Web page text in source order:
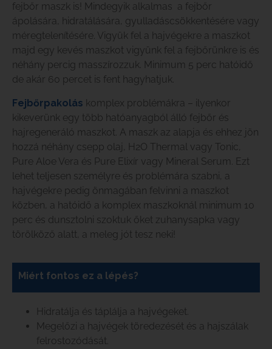
fejbőr maszk is! Mindegyik alkalmas a fejbőr
ápolására, hidratálására, gyulladáscsökkentésére vagy
méregtelenítésére. Vigyük fel a hajvégekre a maszkot
majd egy kevés maszkot vigyünk fel a fejbőrünkre is és
néhány percig masszírozzuk. Minimum 5 perc hatóidő
de akár 60 percet is fent hagyhatjuk.
Fejbőrpakolás komplex problémákra – ilyenkor
kikeverünk egy több hatóanyagból álló fejbőr és
hajregeneráló maszkot. A maszk az alapja és ehhez jön
hozzá néhány csepp olaj, H2O Thermal vagy Tonic,
Pure Aloe Vera és Pure Elixír vagy Mineral Serum. Ezt
lehet teljesen személyre és problémára szabni, a
hajvégekre pedig önmagában felvinni a maszkot
közben, a hatóidő a komplex maszkoknál minimum 10
perc és dunsztolni szoktuk őket zuhanysapka vagy
törölköző alatt, a meleg jót tesz neki!
Miért fontos ez a lépés?
Hidratálja és táplálja a hajvégeket.
Megelőzi a hajvégek töredezését és a hajszálak
felrostozódását.